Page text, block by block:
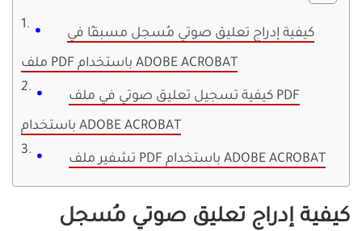
كيفية إدراج تعليق صوتي مُسجل مسبقًا في
ملف PDF باستخدام ADOBE ACROBAT
كيفية تسجيل تعليق صوتي في ملف PDF
باستخدام ADOBE ACROBAT
تشفير ملف PDF باستخدام ADOBE ACROBAT
كيفية إدراج تعليق صوتي مُسجل